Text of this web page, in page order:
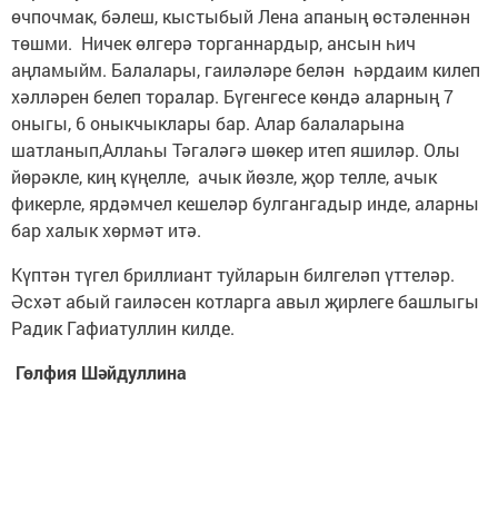
өчпочмак, бәлеш, кыстыбый Лена апаның өстәленнән
төшми. Ничек өлгерә торганнардыр, ансын һич
аңламыйм. Балалары, гаиләләре белән һәрдаим килеп
хәлләрен белеп торалар. Бүгенгесе көндә аларның 7
оныгы, 6 оныкчыклары бар. Алар балаларына
шатланып,Аллаһы Тәгаләгә шөкер итеп яшиләр. Олы
йөрәкле, киң күңелле, ачык йөзле, җор телле, ачык
фикерле, ярдәмчел кешеләр булгангадыр инде, аларны
бар халык хөрмәт итә.
Күптән түгел бриллиант туйларын билгеләп үттеләр.
Әсхәт абый гаиләсен котларга авыл җирлеге башлыгы
Радик Гафиатуллин килде.
Гөлфия Шәйдуллина